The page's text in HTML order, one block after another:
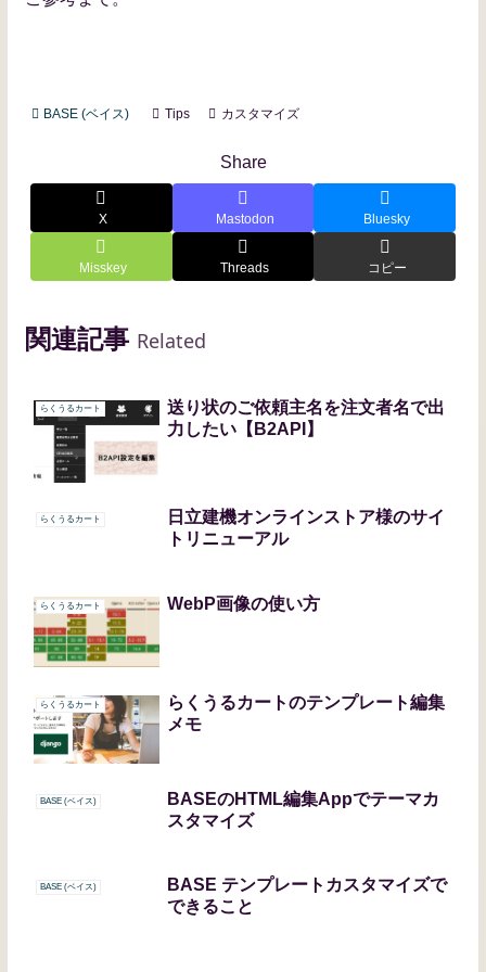
BASE (ベイス) Tips カスタマイズ
Share
X Mastodon Bluesky
Misskey Threads コピー
関連記事 Related
らくうるカート
送り状のご依頼主名を注文者名で出
力したい【B2API】
らくうるカート
日立建機オンラインストア様のサイ
トリニューアル
らくうるカート WebP画像の使い方
らくうるカート
らくうるカートのテンプレート編集
メモ
BASE (ベイス)
BASEのHTML編集Appでテーマカ
スタマイズ
BASE (ベイス)
BASE テンプレートカスタマイズで
できること